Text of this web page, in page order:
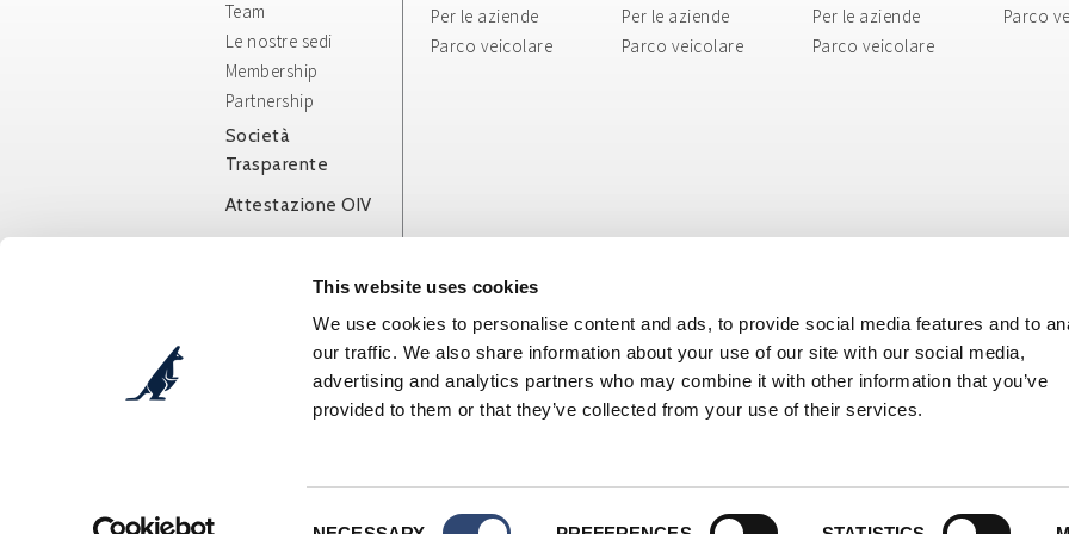
This website uses cookies
We use cookies to personalise content and ads, to provide social media features and to
our traffic. We also share information about your use of our site with our social media,
advertising and analytics partners who may combine it with other information that you’ve
provided to them or that they’ve collected from your use of their services.
Team
Le nostre sedi
Membership
Partnership
Società
Trasparente
Attestazione OIV
Info e Condizioni
Per le aziende
Parco veicolare
Per le aziende
Parco veicolare
Per le aziende
Parco veicolare
Parco
E-mail DIVISIONE AUTO:booking@cosepuri.it- E-mail DIVISIONE BUS:cosepuribus@cosepuri.it- E-mail DIVISIONE MERCI:
E-mail Amministrazione:fatturazione@cosepuri.it-cosepuri@cosepuri.it- PEC: amministrazione@pec.cosepuri.it